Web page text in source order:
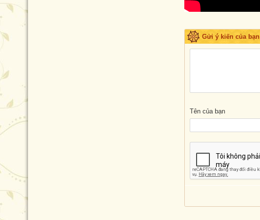
Gửi ý kiến của bạn
Tên của bạn